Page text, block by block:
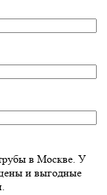
в Москве. У
и выгодные